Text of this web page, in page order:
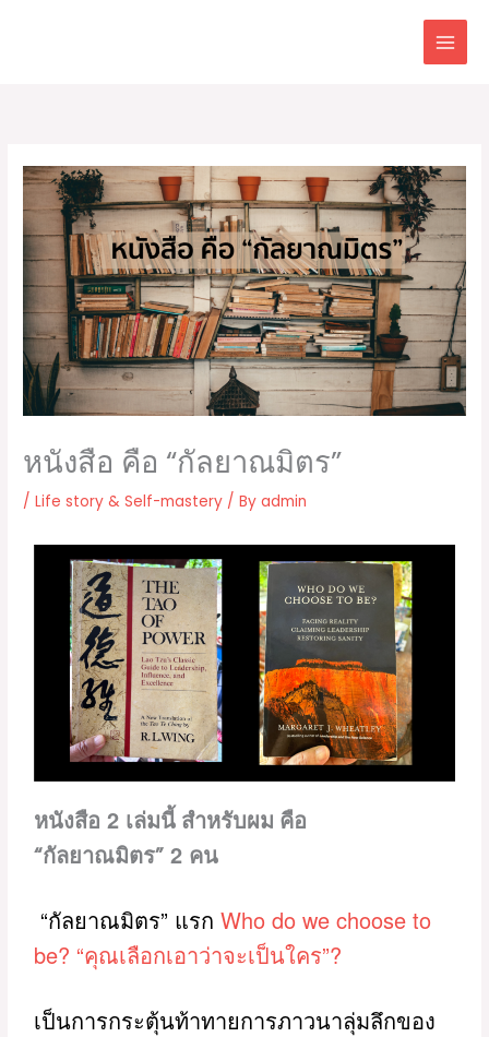
หนังสือ คือ “กัลยาณมิตร”
/Life story & Self-mastery / Byadmin
หนังสือ 2 เล่มนี้ สำหรับผม คือ
“กัลยาณมิตร” 2 คน
“กัลยาณมิตร” แรกWho do we choose to
be? “คุณเลือกเอาว่าจะเป็นใคร”?
เป็นการกระตุ้นท้าทายการภาวนาลุ่มลึกของ